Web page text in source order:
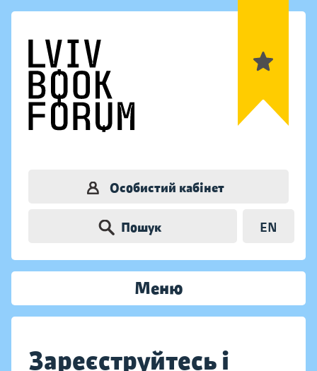
Особистий кабінет
Пошук EN
Меню
Зареєструйтесь і